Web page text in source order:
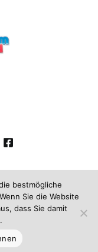
bestmögliche
Sie die Website
dass Sie damit